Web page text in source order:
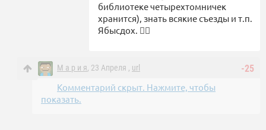
библиотеке четырехтомничек
хранится), знать всякие съезды и т.п.
Ябысдох. 😵‍💫
-25
М а р и я, 23 Апреля , url
Комментарий скрыт. Нажмите, чтобы
показать.